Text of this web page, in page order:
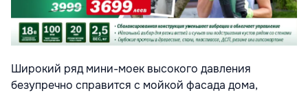
Широкий ряд мини-моек высокого давления
безупречно справится с мойкой фасада дома,